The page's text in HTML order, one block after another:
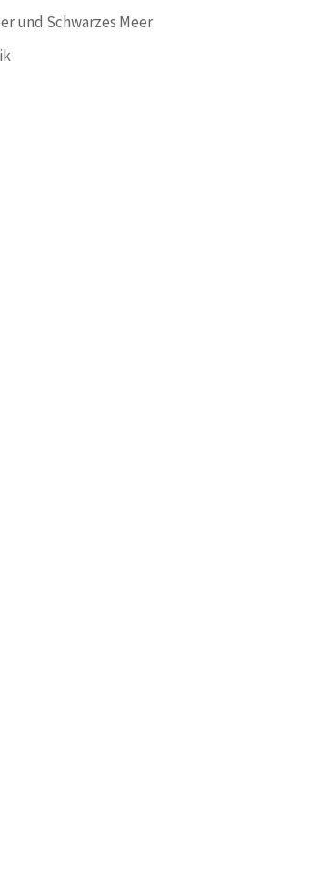
und Schwarzes Meer